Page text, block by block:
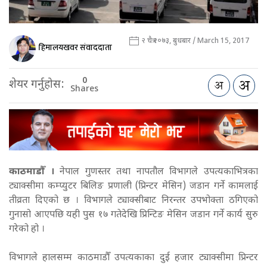
हिमालयखवर संवाददाता २ चैत्र २०७३, बुधबार / March 15, 2017
शेयर गर्नुहोस: 0
Shares
काठमाडौँ । नेपाल गुणस्तर तथा नापतौल विभागले उपत्यकाभित्रका
ट्याक्सीमा कम्प्युटर बिलिङ प्रणाली (प्रिन्टर मेसिन) जडान गर्ने कामलाई
तीव्रता दिएको छ । विभागले ट्याक्सीबाट निरन्तर उपभोक्ता ठगिएको
गुनासो आएपछि यही पुस १७ गतेदेखि प्रिन्टिङ मेसिन जडान गर्ने कार्य सुरु
गरेको हो ।
विभागले हालसम्म काठमाडौँ उपत्यकाका दुई हजार ट्याक्सीमा प्रिन्टर